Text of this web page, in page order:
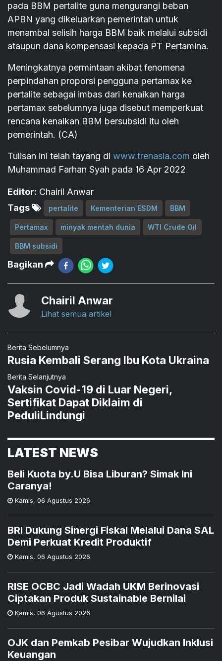
pada BBM pertalite guna mengurangi beban
APBN yang dikeluarkan pemerintah untuk
menambal selisih harga BBM baik melalui subsidi
ataupun dana kompensasi kepada PT Pertamina.
Meningkatnya permintaan akibat fenomena
perpindahan proporsi pengguna pertamax ke
pertalite sebagai imbas dari kenaikan harga
pertamax sebelumnya juga disebut memperkuat
rencana kenaikan BBM bersubsidi itu oleh
pemerintah. (CA)
Tulisan ini telah tayang di www.trenasia.com oleh
Muhammad Farhan Syah pada 16 Apr 2022
Editor: Chairil Anwar
Tags
pertalite Kementerian ESDM BBM
Pertamax minyak mentah dunia WTI Crude Oil
BBM subsidi
Bagikan
Chairil Anwar
Lihat semua artikel
Berita Sebelumnya
Rusia Kembali Serang Ibu Kota Ukraina
Berita Selanjutnya
Vaksin Covid-19 di Luar Negeri,
Sertifikat Dapat Diklaim di
PeduliLindungi
LATEST NEWS
Beli Kuota by.U Bisa Liburan? Simak Ini
Caranya!
Kamis, 06 Agustus 2026
BRI Dukung Sinergi Fiskal Melalui Dana SAL
Demi Perkuat Kredit Produktif
Kamis, 06 Agustus 2026
RISE OCBC Jadi Wadah UKM Berinovasi
Ciptakan Produk Sustainable Bernilai
Kamis, 06 Agustus 2026
OJK dan Pemkab Pesibar Wujudkan Inklusi
Keuangan